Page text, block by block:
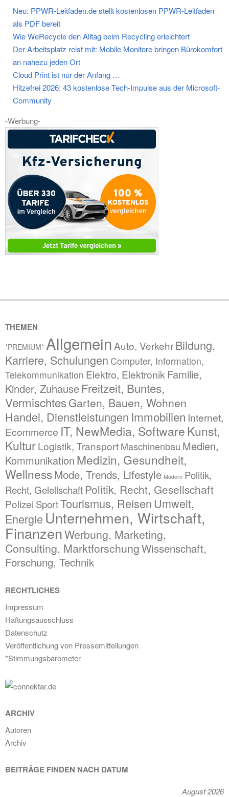
Neu: PPWR-Leitfaden.de stellt kostenlosen PPWR-Leitfaden
als PDF bereit
Wie WeRecycle den Alltag beim Recycling erleichtert
Der Arbeitsplatz reist mit: Mobile Monitore bringen Bürokomfort
an nahezu jeden Ort
Cloud Print ist nur der Anfang …
Hitzefrei 2026: 43 kostenlose Tech-Impulse aus der Microsoft-
Community
-Werbung-
THEMEN
*PREMIUM* Allgemein Auto, VerkehrBildung,
Karriere, Schulungen Computer, Information,
Telekommunikation Elektro, Elektronik Familie,
Kinder, Zuhause Freitzeit, Buntes,
Vermischtes Garten, Bauen, Wohnen
Handel, Dienstleistungen Immobilien Internet,
Ecommerce IT, NewMedia, SoftwareKunst,
KulturLogistik, TransportMaschinenbau Medien,
Kommunikation Medizin, Gesundheit,
WellnessMode, Trends, Lifestyle Modern Politik,
Recht, Gelellschaft Politik, Recht, Gesellschaft
Polizei SportTourismus, Reisen Umwelt,
Energie Unternehmen, Wirtschaft,
FinanzenWerbung, Marketing,
Consulting, MarktforschungWissenschaft,
Forschung, Technik
RECHTLICHES
Impressum
Haftungsausschluss
Datenschutz
Veröffentlichung von Pressemitteilungen
*Stimmungsbarometer
ARCHIV
Autoren
Archiv
BEITRÄGE FINDEN NACH DATUM
August 2026